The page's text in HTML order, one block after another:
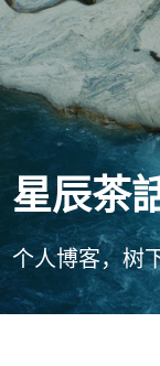
星辰茶
个人博客，树